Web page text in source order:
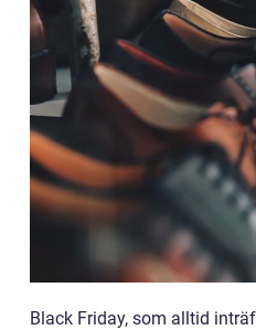
Black Friday, som alltid